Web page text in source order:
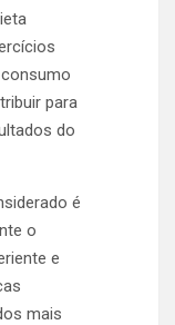
para
do
é
o
e
mais